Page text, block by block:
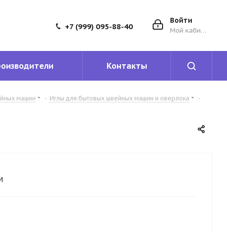
Войти
Мой кабинет
+7 (999) 095-88-40
Контакты
машин - Иглы для бытовых швейных машин и оверлока
-